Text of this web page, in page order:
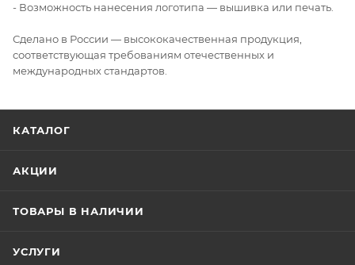
- Возможность нанесения логотипа — вышивка или печать.
Сделано в России — высококачественная продукция,
соответствующая требованиям отечественных и
международных стандартов.
КАТАЛОГ
АКЦИИ
ТОВАРЫ В НАЛИЧИИ
УСЛУГИ